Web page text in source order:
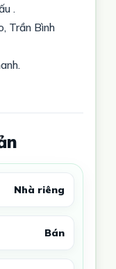
.
Trần Bình
Nhà riêng
Bán